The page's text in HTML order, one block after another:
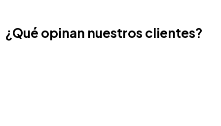
¿Qué opinan nuestros clientes?